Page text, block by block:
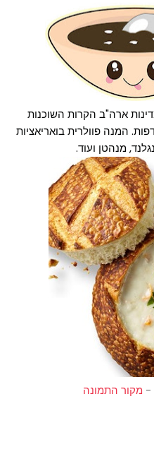
ארה"ב הקרות השוכנות
המנה פוולרית בואריאציות
מנהטן ועוד.
- מקור התמונה